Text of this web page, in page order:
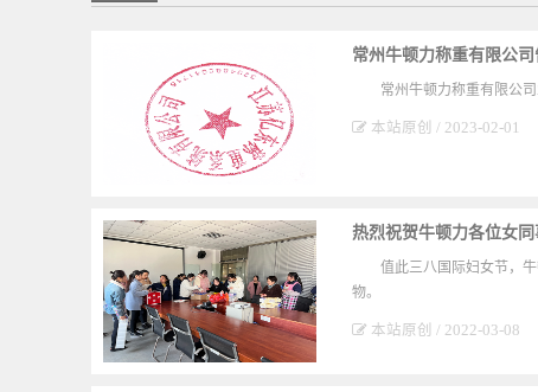
常州牛顿力称重有限公
常州牛顿力称重有限公
本站原创 / 2023-02-01
热烈祝贺牛顿力各位女同
值此三八国际妇女节，
物。
本站原创 / 2022-03-08